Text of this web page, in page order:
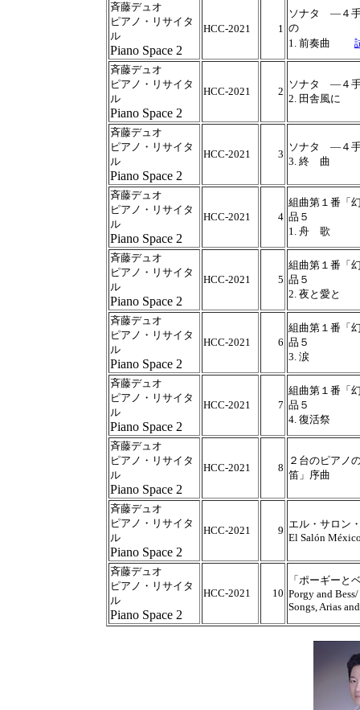
斉藤デュオ
ピアノ・リサイタ
ル
Piano Space 2
HCC-2021 1
ソナタ ―４
の
1. 前奏曲
斉藤デュオ
ピアノ・リサイタ
ル
Piano Space 2
HCC-2021 2
ソナタ ―４
2. 田舎風に
斉藤デュオ
ピアノ・リサイタ
ル
Piano Space 2
HCC-2021 3
ソナタ ―４
3. 終 曲
斉藤デュオ
ピアノ・リサイタ
ル
Piano Space 2
HCC-2021 4
組曲第１番「
品５
1. 舟 歌
斉藤デュオ
ピアノ・リサイタ
ル
Piano Space 2
HCC-2021 5
組曲第１番「
品５
2. 夜と愛と
斉藤デュオ
ピアノ・リサイタ
ル
Piano Space 2
HCC-2021 6
組曲第１番「
品５
3. 涙
斉藤デュオ
ピアノ・リサイタ
ル
Piano Space 2
HCC-2021 7
組曲第１番「
品５
4. 復活祭
斉藤デュオ
ピアノ・リサイタ
ル
Piano Space 2
HCC-2021 8
２台のピアノ
笛」序曲
斉藤デュオ
ピアノ・リサイタ
ル
Piano Space 2
HCC-2021 9
エル・サロン
El Salón
斉藤デュオ
ピアノ・リサイタ
ル
Piano Space 2
HCC-2021 10
「ポーギーと
Porgy and Bess/
Songs, Arias